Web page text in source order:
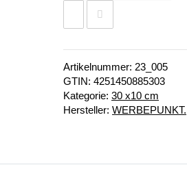
Artikelnummer: 23_005
GTIN: 4251450885303
Kategorie: 30 x10 cm
Hersteller: WERBEPUNKT.